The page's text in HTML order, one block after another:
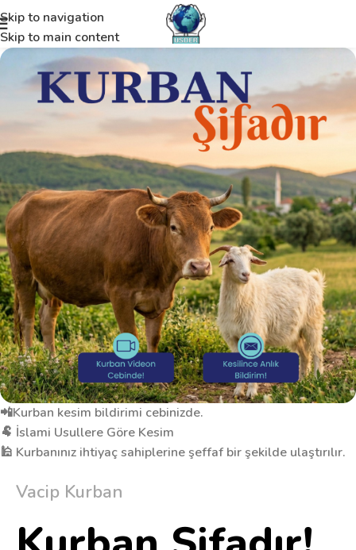
Skip to navigation
Skip to main content
📲Kurban kesim bildirimi cebinizde.
🐏 İslami Usullere Göre Kesim
🕌 Kurbanınız ihtiyaç sahiplerine şeffaf bir şekilde ulaştırılır.
Vacip Kurban